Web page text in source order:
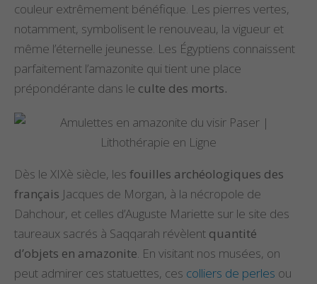
couleur extrêmement bénéfique. Les pierres vertes,
notamment, symbolisent le renouveau, la vigueur et
même l’éternelle jeunesse. Les Égyptiens connaissent
parfaitement l’amazonite qui tient une place
prépondérante dans le culte des morts.
Dès le XIXè siècle, les fouilles archéologiques des
français Jacques de Morgan, à la nécropole de
Dahchour, et celles d’Auguste Mariette sur le site des
taureaux sacrés à Saqqarah révèlent quantité
d’objets en amazonite. En visitant nos musées, on
peut admirer ces statuettes, ces colliers de perles ou